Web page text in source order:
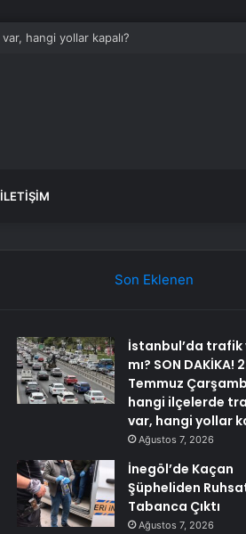
İLETIŞIM
Son Eklenen
İstanbul’da trafik
mı? SON DAKİKA!
Temmuz
hangi ilçelerde
var, hangi yollar
Ağustos 7, 2026
İnegöl’de Kaçan
Şüpheliden
Tabanca Çıktı
Ağustos 7, 2026